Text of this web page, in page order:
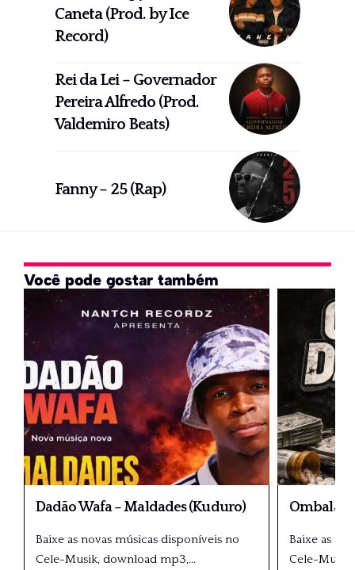
Caneta (Prod. by Ice
Record)
Rei da Lei – Governador
Pereira Alfredo (Prod.
Valdemiro Beats)
Fanny – 25 (Rap)
Você pode gostar também
Dadão Wafa – Maldades (Kuduro)
Baixe as novas músicas disponíveis no
Cele-Musik, download mp3,…
Ombala
Baixe as
Cele-